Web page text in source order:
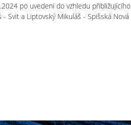
po uvedení do vzhledu přibližujícího
Svit a Liptovský Mikuláš - Spišská Nová